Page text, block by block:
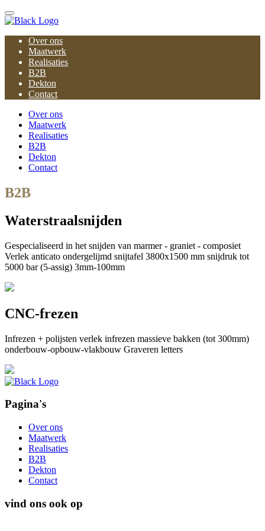
Over ons
Maatwerk
Realisaties
B2B
Dekton
Contact
Over ons
Maatwerk
Realisaties
B2B
Dekton
Contact
B2B
Waterstraalsnijden
Gespecialiseerd in het snijden van marmer - graniet - composiet
Verlek anticato ondergelijmd snijtafel 3800x1500 mm snijdruk tot
5000 bar (5-assig) 3mm-100mm
CNC-frezen
Infrezen + polijsten verlek infrezen massieve bakken (tot 300mm)
onderbouw-opbouw-vlakbouw Graveren letters
Pagina's
Over ons
Maatwerk
Realisaties
B2B
Dekton
Contact
vind ons ook op